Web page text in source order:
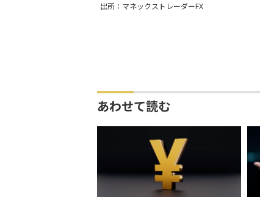
出所：マネックストレーダーFX
あわせて読む